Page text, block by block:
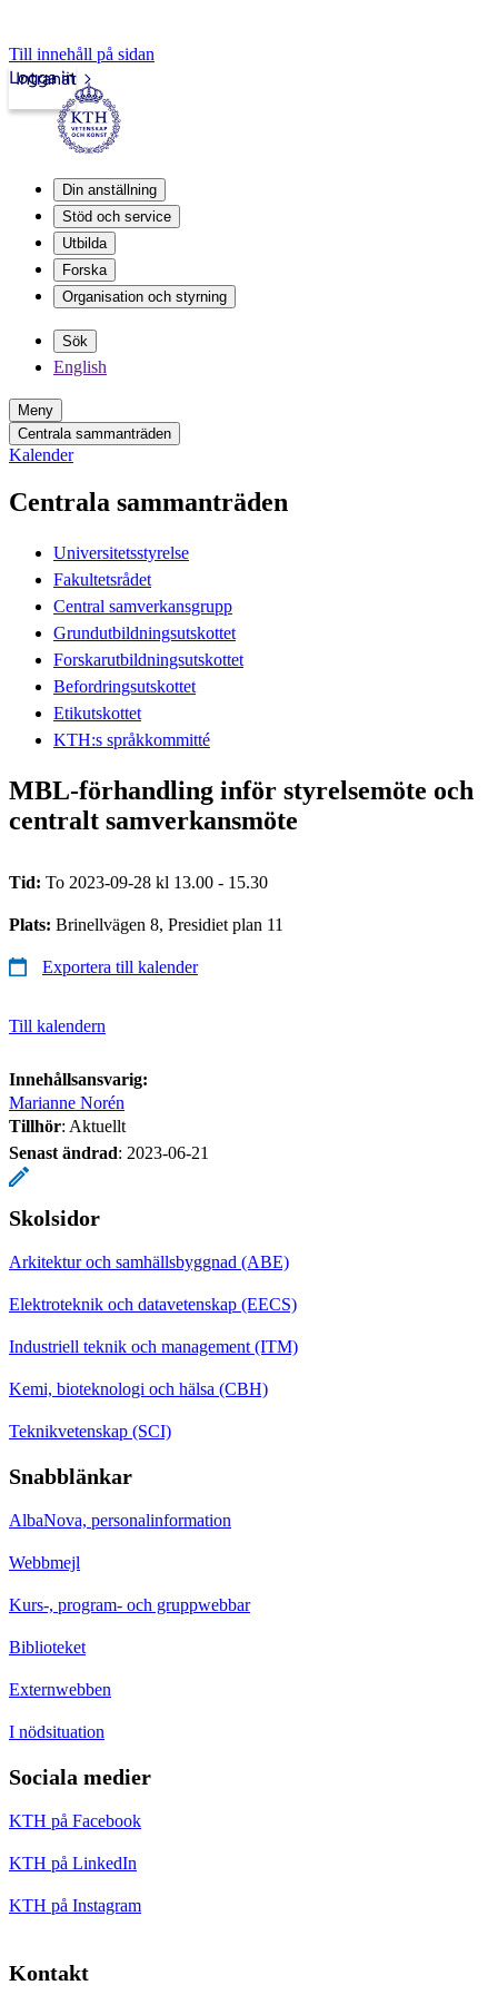
Till innehåll på sidan
Intranät
Logga in
Din anställning
Stöd och service
Utbilda
Forska
Organisation och styrning
Sök
English
Meny
Centrala sammanträden
Kalender
Centrala sammanträden
Universitetsstyrelse
Fakultetsrådet
Central samverkansgrupp
Grundutbildningsutskottet
Forskarutbildningsutskottet
Befordringsutskottet
Etikutskottet
KTH:s språkkommitté
MBL-förhandling inför styrelsemöte och
centralt samverkansmöte
Tid: To 2023-09-28 kl 13.00 - 15.30
Plats: Brinellvägen 8, Presidiet plan 11
Exportera till kalender
Till kalendern
Innehållsansvarig:
Marianne Norén
Tillhör: Aktuellt
Senast ändrad: 2023-06-21
Skolsidor
Arkitektur och samhällsbyggnad (ABE)
Elektroteknik och datavetenskap (EECS)
Industriell teknik och management (ITM)
Kemi, bioteknologi och hälsa (CBH)
Teknikvetenskap (SCI)
Snabblänkar
AlbaNova, personalinformation
Webbmejl
Kurs-, program- och gruppwebbar
Biblioteket
Externwebben
I nödsituation
Sociala medier
KTH på Facebook
KTH på LinkedIn
KTH på Instagram
Kontakt